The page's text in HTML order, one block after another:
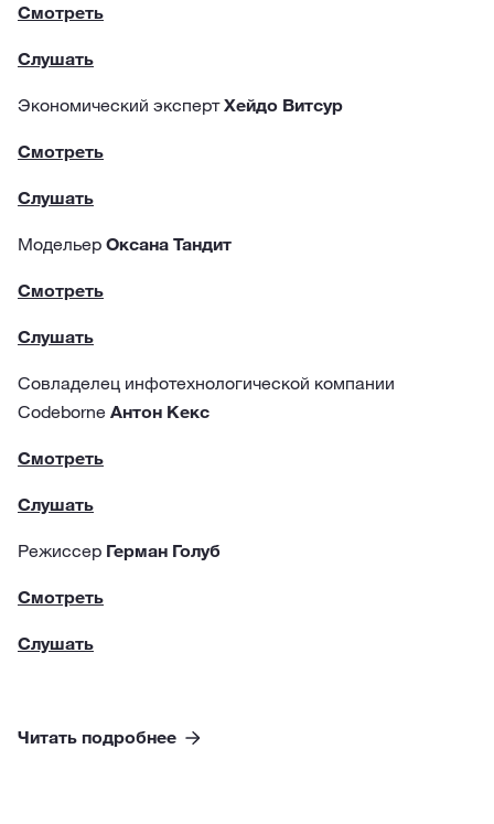
Смотреть
Слушать
Экономический экспертХейдо Витсур
Смотреть
Слушать
Модельер Оксана Тандит
Смотреть
Слушать
Совладелец инфотехнологической компании
Codeborne Антон Кекс
Смотреть
Слушать
Режиссер Герман Голуб
Смотреть
Слушать
Читать подробнее